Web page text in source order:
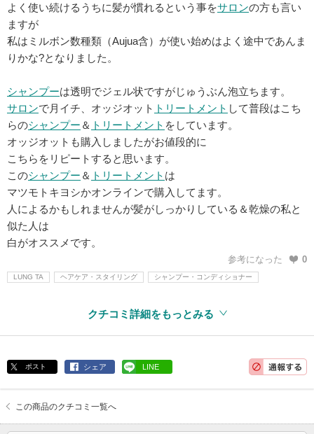
よく使い続けるうちに髪が慣れるという事をサロンの方も言い
ますが
私はミルボン数種類（Aujua含）が使い始めはよく途中であんま
りかな?となりました。
シャンプーは透明でジェル状ですがじゅうぶん泡立ちます。
サロンで月イチ、オッジオット トリートメント して普段はこち
らのシャンプー ＆ トリートメント をしています。
オッジオットも購入しましたがお値段的に
こちらをリピートすると思います。
このシャンプー ＆ トリートメント は
マツモトキヨシかオンラインで購入してます。
人によるかもしれませんが髪がしっかりしている＆乾燥の私と
似た人は
白がオススメです。
参考になった 0
LUNG TA ヘアケア・スタイリング シャンプー・コンディショナー
クチコミ詳細をもっとみる
ポスト シェア LINE
この商品のクチコミ一覧へ